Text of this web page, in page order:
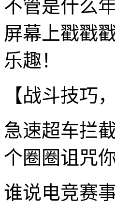
不管是什么
屏幕上戳戳
乐趣！
【战斗技巧
急速超车拦
个圈圈诅咒
谁说电竞赛